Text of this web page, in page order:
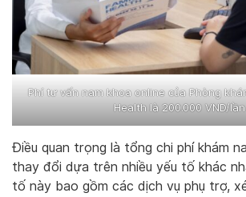
Phí tư vấn nam khoa online của Phòng
Health là 200.000 VND/lần
Điều quan trọng là tổng chi phí khám
thay đổi dựa trên nhiều yếu tố khác
tố này bao gồm các dịch vụ phụ trợ,